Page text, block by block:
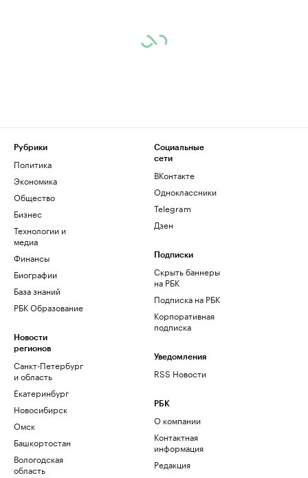
Рубрики
Политика
Экономика
Общество
Бизнес
Технологии и
медиа
Финансы
Биографии
База знаний
РБК Образование
Новости
регионов
Санкт-Петербург
и область
Екатеринбург
Новосибирск
Омск
Башкортостан
Вологодская
область
Социальные
сети
ВКонтакте
Одноклассники
Telegram
Дзен
Подписки
Скрыть баннеры
на РБК
Подписка на РБК
Корпоративная
подписка
Уведомления
RSS Новости
РБК
О компании
Контактная
информация
Редакция